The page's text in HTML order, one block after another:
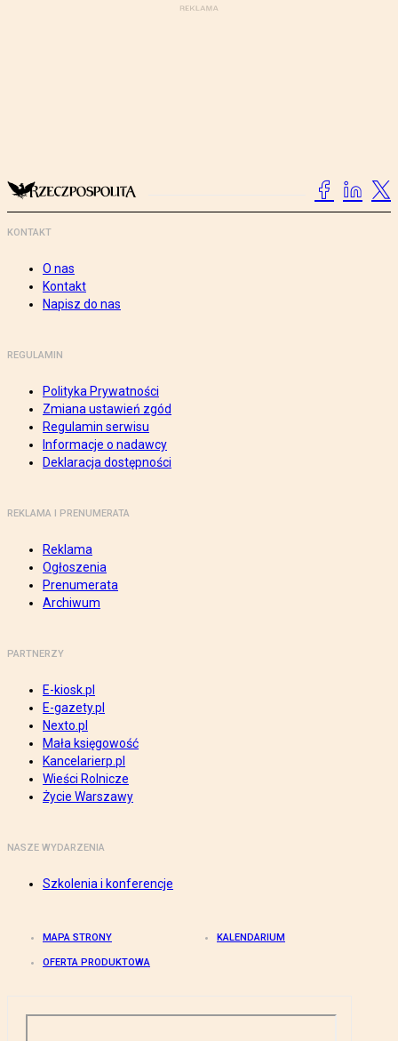
KONTAKT
O nas
Kontakt
Napisz do nas
REGULAMIN
Polityka Prywatności
Zmiana ustawień zgód
Regulamin serwisu
Informacje o nadawcy
Deklaracja dostępności
REKLAMA I PRENUMERATA
Reklama
Ogłoszenia
Prenumerata
Archiwum
PARTNERZY
E-kiosk.pl
E-gazety.pl
Nexto.pl
Mała księgowość
Kancelarierp.pl
Wieści Rolnicze
Życie Warszawy
NASZE WYDARZENIA
Szkolenia i konferencje
MAPA STRONY KALENDARIUM
OFERTA PRODUKTOWA